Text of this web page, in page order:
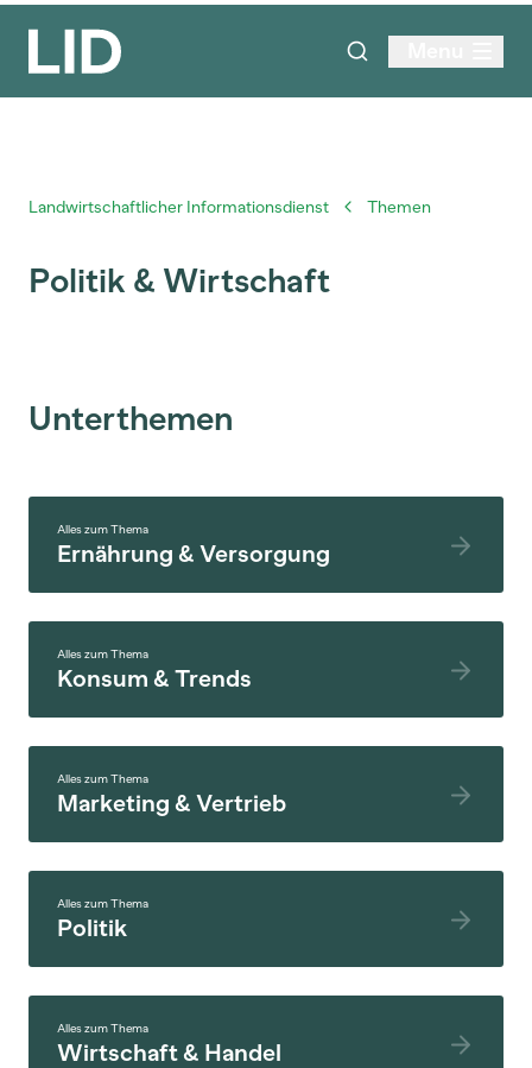
Landwirtschaftlicher Informationsdienst Themen
Politik & Wirtschaft
Unterthemen
Ernährung & Versorgung
Alles zum Thema
Konsum & Trends
Alles zum Thema
Marketing & Vertrieb
Alles zum Thema
Politik
Alles zum Thema
Wirtschaft & Handel
Alles zum Thema